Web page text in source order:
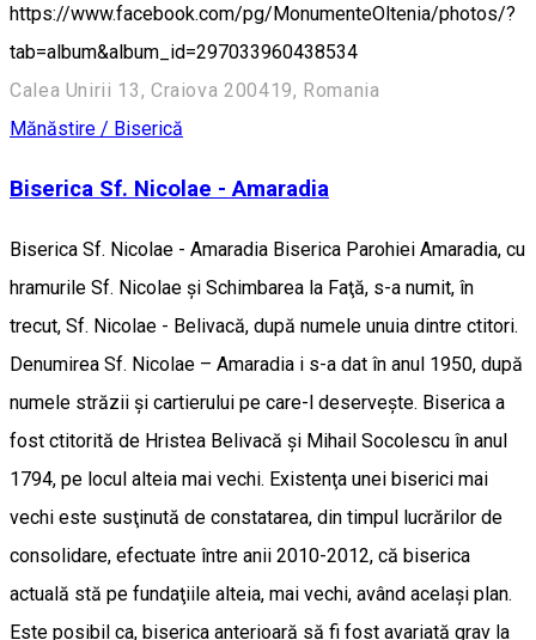
https://www.facebook.com/pg/MonumenteOltenia/photos/?
tab=album&album_id=297033960438534
Calea Unirii 13, Craiova 200419, Romania
Mănăstire / Biserică
Biserica Sf. Nicolae - Amaradia
Biserica Sf. Nicolae - Amaradia Biserica Parohiei Amaradia, cu
hramurile Sf. Nicolae şi Schimbarea la Faţă, s-a numit, în
trecut, Sf. Nicolae - Belivacă, după numele unuia dintre ctitori.
Denumirea Sf. Nicolae – Amaradia i s-a dat în anul 1950, după
numele străzii şi cartierului pe care-l deserveşte. Biserica a
fost ctitorită de Hristea Belivacă şi Mihail Socolescu în anul
1794, pe locul alteia mai vechi. Existenţa unei biserici mai
vechi este susţinută de constatarea, din timpul lucrărilor de
consolidare, efectuate între anii 2010-2012, că biserica
actuală stă pe fundaţiile alteia, mai vechi, având acelaşi plan.
Este posibil ca, biserica anterioară să fi fost avariată grav la